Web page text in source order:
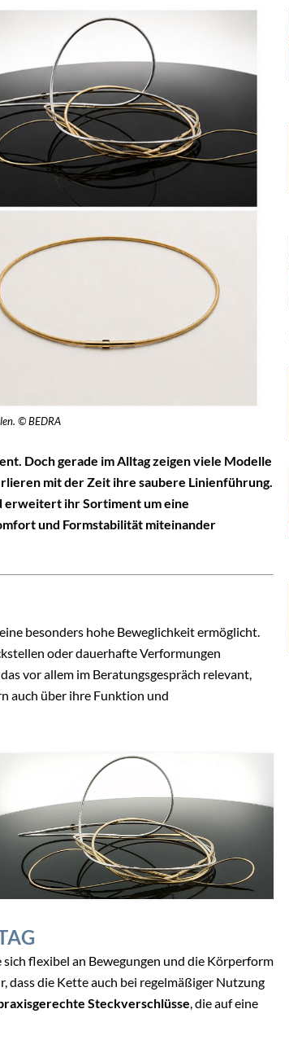
© BEDRA
Doch gerade im Alltag zeigen viele Modelle
mit der Zeit ihre saubere Linienführung.
erweitert ihr Sortiment um eine
und Formstabilität miteinander
besonders hohe Beweglichkeit ermöglicht.
oder dauerhafte Verformungen
vor allem im Beratungsgespräch relevant,
auch über ihre Funktion und
flexibel an Bewegungen und die Körperform
dass die Kette auch bei regelmäßiger Nutzung
Steckverschlüsse, die auf eine